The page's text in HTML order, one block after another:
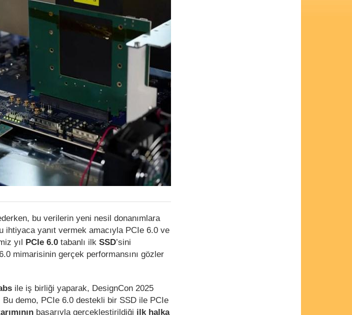
bu verilerin yeni nesil donanımlara
ihtiyaca yanıt vermek amacıyla PCIe 6.0 ve
yıl PCIe 6.0 tabanlı ilk SSD’sini
mimarisinin gerçek performansını gözler
ile iş birliği yaparak, DesignCon 2025
demo, PCIe 6.0 destekli bir SSD ile PCIe
başarıyla gerçekleştirildiği ilk halka